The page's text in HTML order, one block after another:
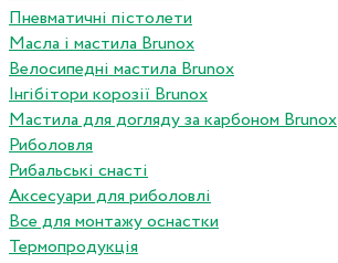
Пневматичні пістолети
Масла і мастила Brunox
Велосипедні мастила Brunox
Інгібітори корозії Brunox
Мастила для догляду за карбоном Brunox
Риболовля
Рибальські снасті
Аксесуари для риболовлі
Все для монтажу оснастки
Термопродукція